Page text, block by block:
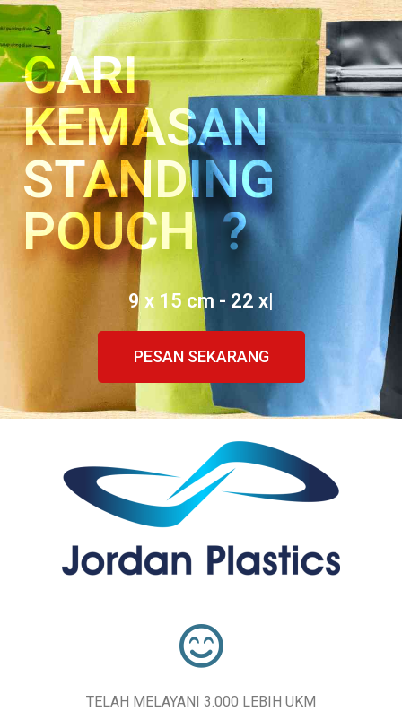
CARI
KEMASAN
STANDING
POUCH ?
9 x 15 cm - 22 x 29 cm
PESAN SEKARANG
TELAH MELAYANI 3.000 LEBIH UKM